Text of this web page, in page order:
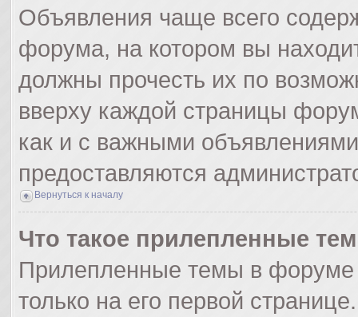
Объявления чаще всего
форума, на котором вы
должны прочесть их по
вверху каждой страницы
как и с важными
предоставляются
Вернуться к началу
Что такое прилепленные
Прилепленные темы в форуме
только на его первой